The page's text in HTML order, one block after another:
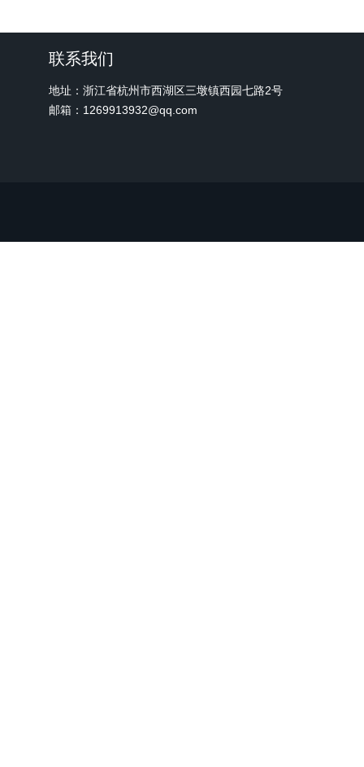
联系我们
地址：浙江省杭州市西湖区三墩镇西园七路2号
邮箱：1269913932@qq.com